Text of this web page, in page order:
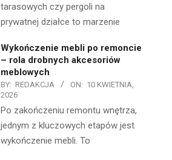
tarasowych czy pergoli na
prywatnej działce to marzenie
Wykończenie mebli po remoncie
– rola drobnych akcesoriów
meblowych
BY: REDAKCJA ON: 10 KWIETNIA,
2026
Po zakończeniu remontu wnętrza,
jednym z kluczowych etapów jest
wykończenie mebli. To